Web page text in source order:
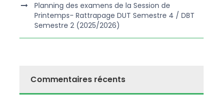
Planning des examens de la Session de
Printemps- Rattrapage DUT Semestre 4 / DBT
Semestre 2 (2025/2026)
Commentaires récents